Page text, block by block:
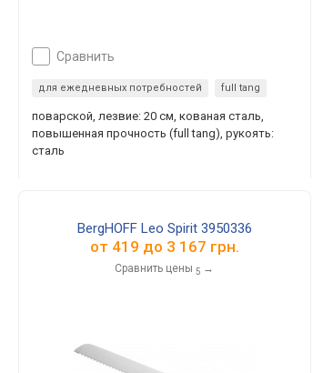
сравнить
для ежедневных потребностей full tang
поварской, лезвие: 20 см, кованая сталь,
повышенная прочность (full tang), рукоять:
сталь
BergHOFF Leo Spirit 3950336
от 419 до 3 167 грн.
Сравнить цены 5 →